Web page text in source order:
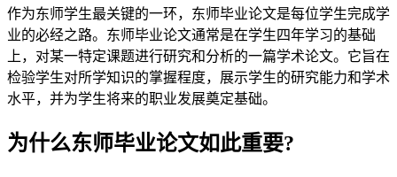
作为东师学生最关键的一环，东师毕业论文是每位学生完成学
业的必经之路。东师毕业论文通常是在学生四年学习的基础
上，对某一特定课题进行研究和分析的一篇学术论文。它旨在
检验学生对所学知识的掌握程度，展示学生的研究能力和学术
水平，并为学生将来的职业发展奠定基础。
为什么东师毕业论文如此重要?